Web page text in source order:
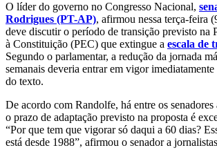
O líder do governo no Congresso Nacional,
Rodrigues (PT-AP), afirmou nessa terça-feira
deve discutir o período de transição previsto na
à Constituição (PEC) que extingue a escala de
Segundo o parlamentar, a redução da jornada
semanais deveria entrar em vigor
do texto.
De acordo com Randolfe, há entre os senadores
o prazo de adaptação previsto na proposta é
“Por que tem que vigorar só daqui a 60 dias?
está desde 1988”, afirmou o senador a